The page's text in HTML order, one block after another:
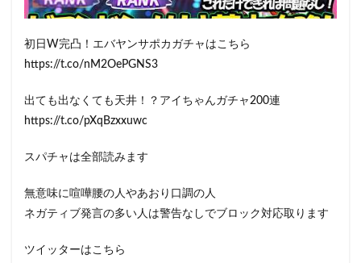
初日W完凸！エバヤンサポカガチャはこちら
https://t.co/nM2OePGNS3
出ても出なくても天井！？アイちゃんガチャ200連
https://t.co/pXqBzxxuwc
スパチャは全部読みます
無意味に喧嘩腰の人やあおり口調の人
ネガティブ発言の多い人は警告なしでブロック対応取ります
ツイッターはこちら